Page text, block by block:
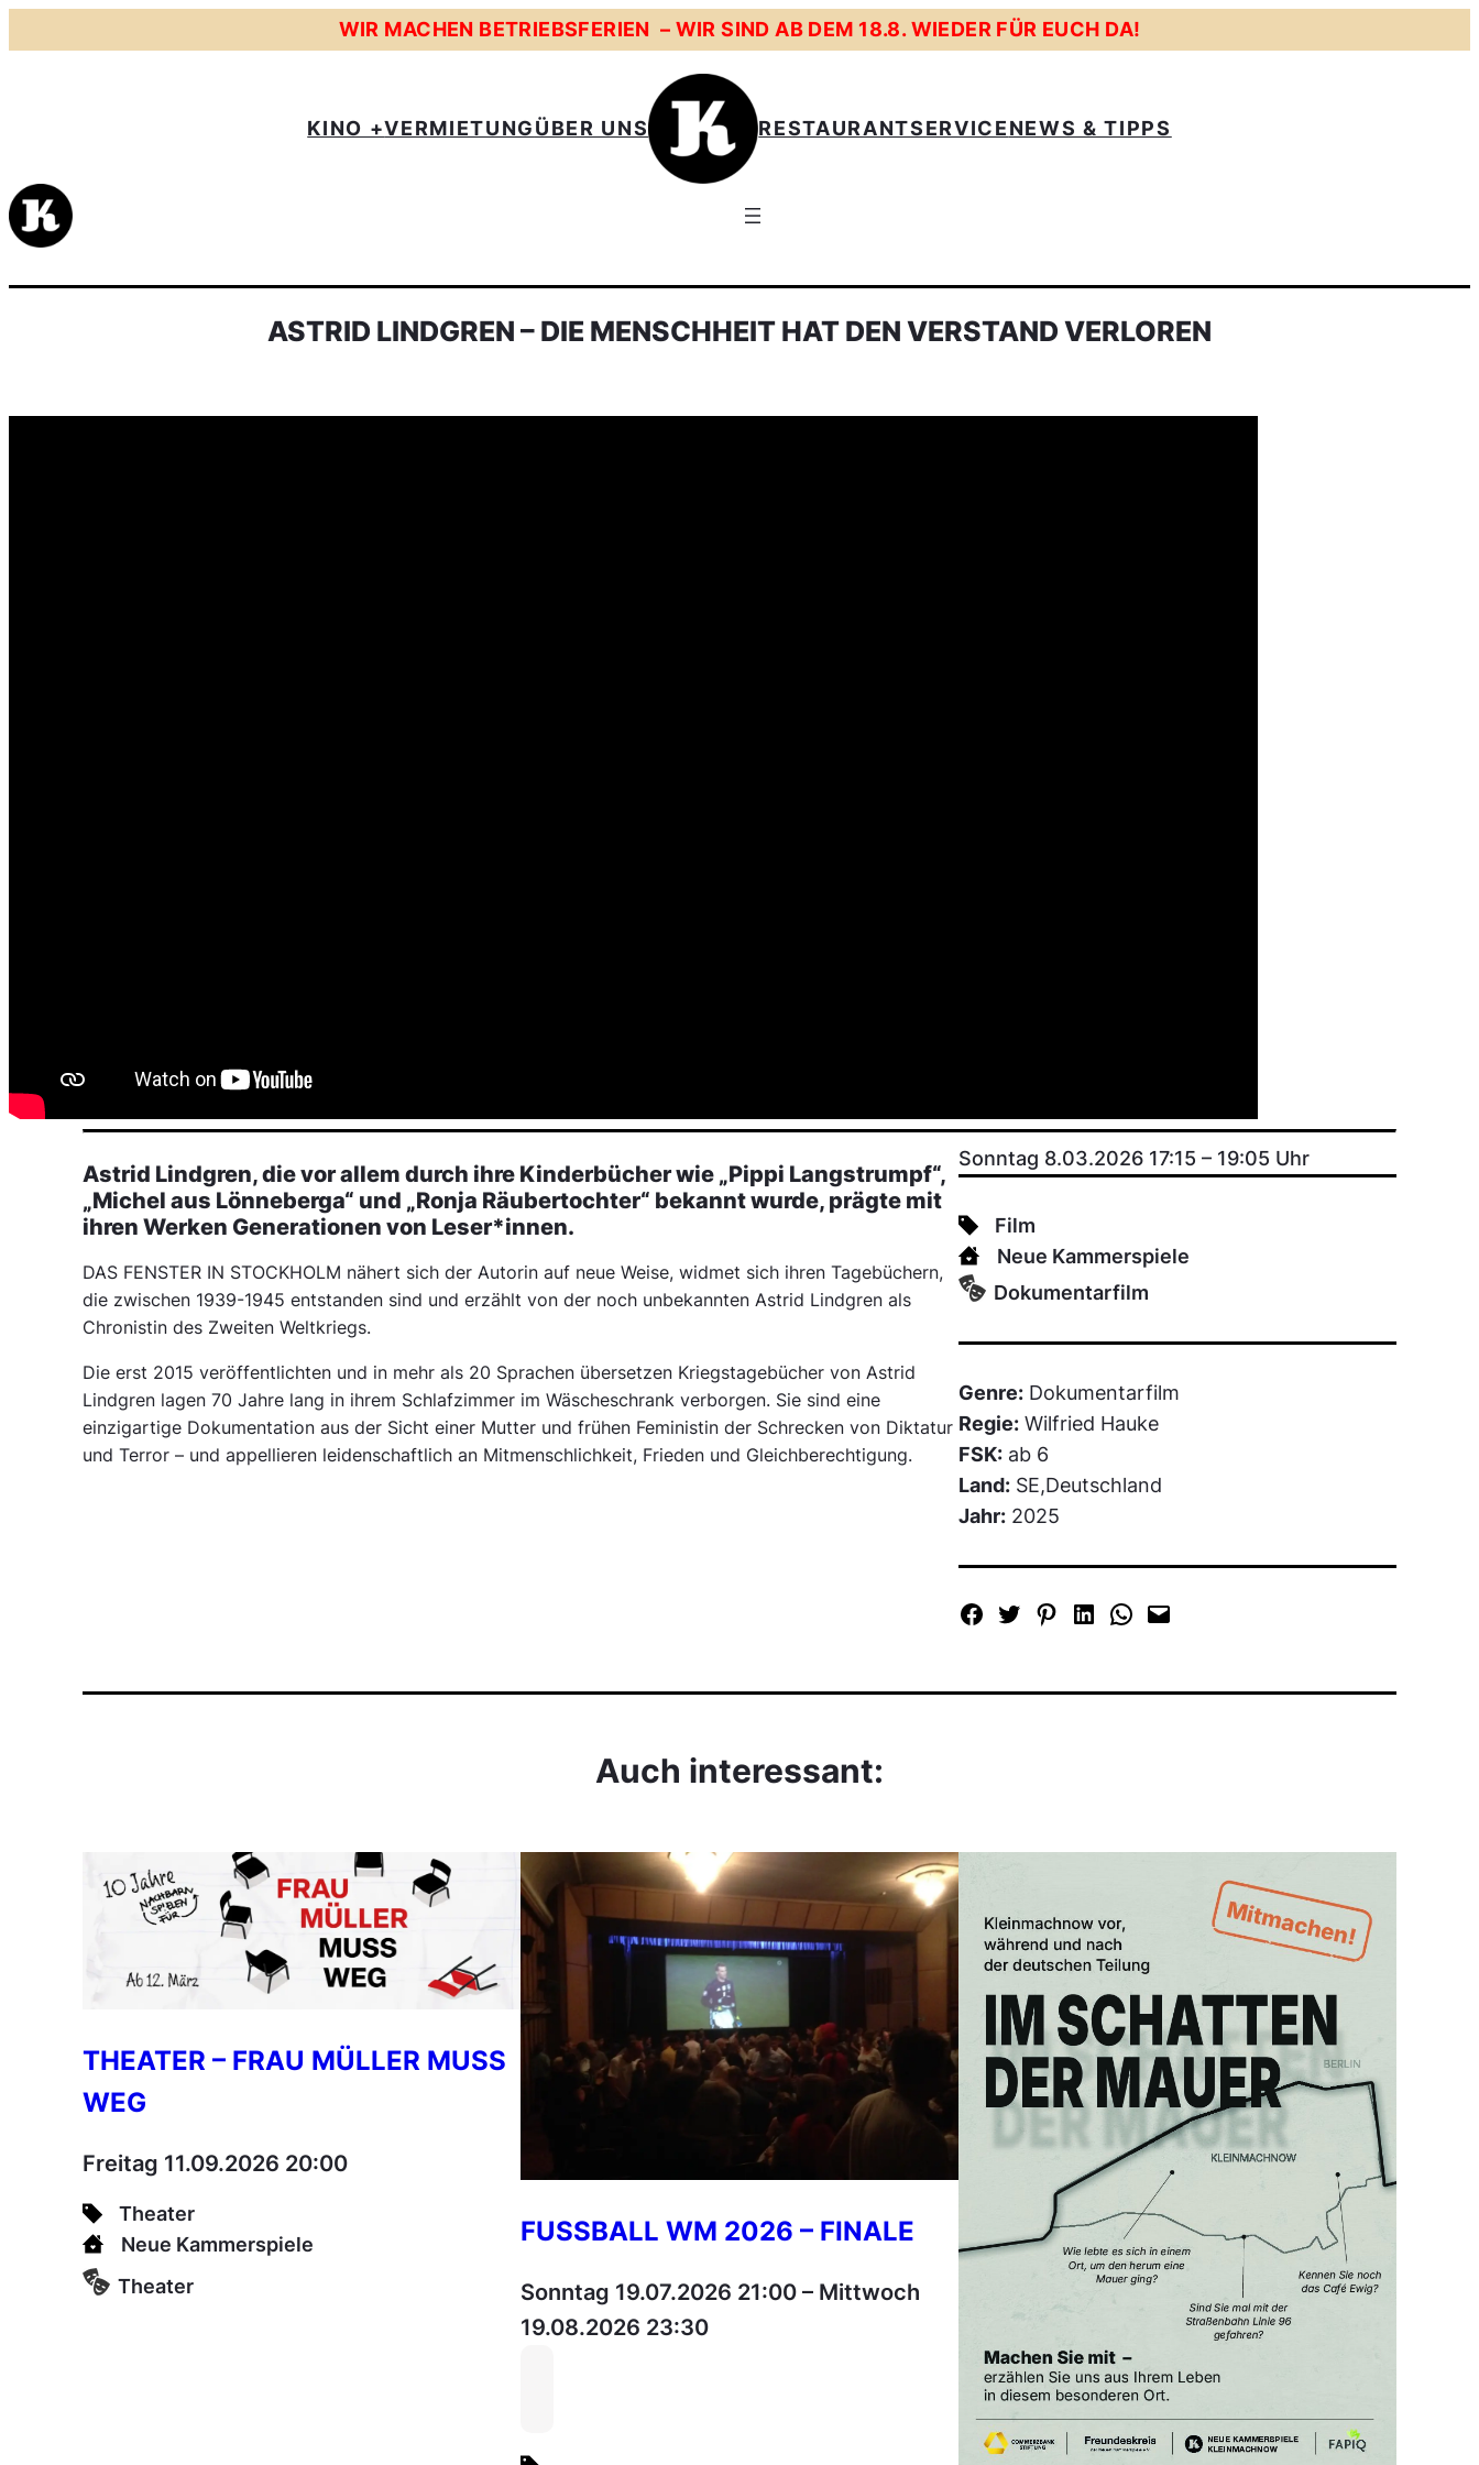
WIR MACHEN BETRIEBSFERIEN – WIR SIND AB DEM 18.8. WIEDER FÜR EUCH DA!
KINO +VERMIETUNGÜBER UNS RESTAURANTSERVICENEWS & TIPPS
ASTRID LINDGREN – DIE MENSCHHEIT HAT DEN VERSTAND VERLOREN
Astrid Lindgren, die vor allem durch ihre Kinderbücher wie „Pippi Langstrumpf“,
„Michel aus Lönneberga“ und „Ronja Räubertochter“ bekannt wurde, prägte mit
ihren Werken Generationen von Leser*innen.
DAS FENSTER IN STOCKHOLM nähert sich der Autorin auf neue Weise, widmet sich ihren Tagebüchern,
die zwischen 1939-1945 entstanden sind und erzählt von der noch unbekannten Astrid Lindgren als
Chronistin des Zweiten Weltkriegs.
Die erst 2015 veröffentlichten und in mehr als 20 Sprachen übersetzen Kriegstagebücher von Astrid
Lindgren lagen 70 Jahre lang in ihrem Schlafzimmer im Wäscheschrank verborgen. Sie sind eine
einzigartige Dokumentation aus der Sicht einer Mutter und frühen Feministin der Schrecken von Diktatur
und Terror – und appellieren leidenschaftlich an Mitmenschlichkeit, Frieden und Gleichberechtigung.
Sonntag 8.03.2026 17:15 – 19:05 Uhr
Film
Neue Kammerspiele
Dokumentarfilm
Genre:Dokumentarfilm
Regie:Wilfried Hauke
FSK:ab 6
Land:SE,Deutschland
Jahr:2025
Auch interessant:
THEATER – FRAU MÜLLER MUSS
WEG
Freitag 11.09.2026 20:00
Theater
Neue Kammerspiele
Theater
FUSSBALL WM 2026 – FINALE
Sonntag 19.07.2026 21:00 – Mittwoch
19.08.2026 23:30